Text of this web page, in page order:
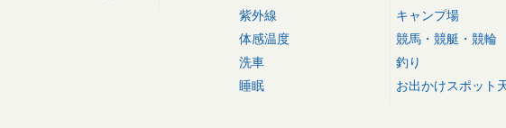
紫外線
体感温度
洗車
睡眠
キャンプ場
競馬・競艇・競輪
釣り
お出かけスポット